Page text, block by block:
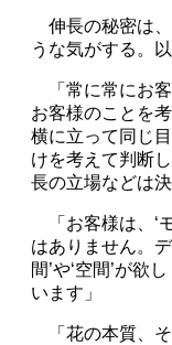
伸長の秘密は
うな気がする。
「常に常にお
お客様のことを
横に立って同じ
けを考えて判断
長の立場などは
「お客様は、 ‘
はありません。
間’や‘空間’が欲
います」
「花の本質、